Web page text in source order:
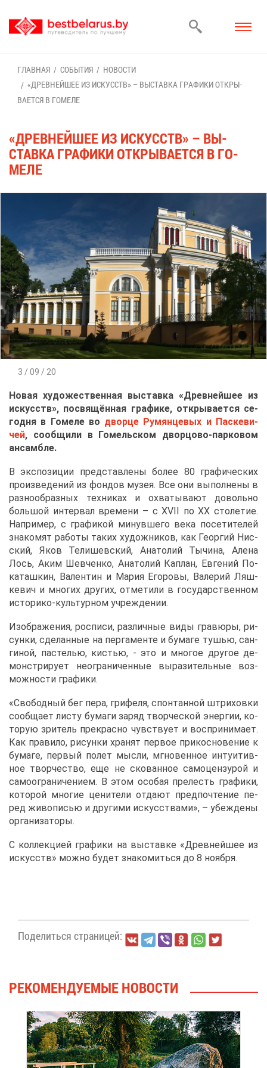
ГЛАВ­НАЯ СО­БЫ­ТИЯ
НО­ВО­СТИ
«ДРЕВ­НЕЙ­ШЕЕ ИЗ ИС­КУССТВ» – ВЫ­СТАВ­КА ГРА­ФИ­КИ ОТ­КРЫ­
ВА­ЕТ­СЯ В ГО­МЕ­ЛЕ
«ДРЕВ­НЕЙ­ШЕЕ ИЗ ИС­КУССТВ» – ВЫ­
СТАВ­КА ГРА­ФИ­КИ ОТ­КРЫ­ВА­ЕТ­СЯ В ГО­
МЕ­ЛЕ
3 / 09 / 20
Но­вая ху­до­же­ствен­ная вы­став­ка «Древ­ней­шее из
ис­кусств», по­свя­щён­ная гра­фи­ке, от­кры­ва­ет­ся се­
год­ня в Го­ме­ле во двор­це Ру­мян­це­вых и Пас­ке­ви­
чей, со­об­щи­ли в Го­мель­ском двор­цо­во-пар­ко­вом
ан­сам­бле.
В экс­по­зи­ции пред­став­ле­ны бо­лее 80 гра­фи­че­ских
про­из­ве­де­ний из фон­дов му­зея. Все они вы­пол­не­ны в
раз­но­об­раз­ных тех­ни­ках и охва­ты­ва­ют до­воль­но
боль­шой ин­тер­вал вре­ме­ни – с XVII по XX сто­ле­тие.
На­при­мер, с гра­фи­кой ми­нув­ше­го ве­ка по­се­ти­те­лей
зна­ко­мят ра­бо­ты та­ких ху­дож­ни­ков, как Ге­ор­гий Нис­
ский, Яков Те­ли­шев­ский, Ана­то­лий Ты­чи­на, Але­на
Лось, Аким Шев­чен­ко, Ана­то­лий Ка­п­лан, Ев­ге­ний По­
ка­таш­кин, Ва­лен­тин и Ма­рия Его­ро­вы, Ва­ле­рий Ляш­
ке­вич и мно­гих дру­гих, от­ме­ти­ли в го­су­дар­ствен­ном
ис­то­ри­ко-куль­тур­ном учре­жде­нии.
Изоб­ра­же­ния, рос­пи­си, раз­лич­ные ви­ды гра­вю­ры, ри­
сун­ки, сде­лан­ные на пер­га­мен­те и бу­ма­ге ту­шью, сан­
ги­ной, па­сте­лью, ки­стью, - это и мно­гое дру­гое де­
мон­стри­ру­ет неогра­ни­чен­ные вы­ра­зи­тель­ные воз­
мож­но­сти гра­фи­ки.
«Сво­бод­ный бег пе­ра, гри­фе­ля, спон­тан­ной штри­хов­ки
со­об­ща­ет ли­сту бу­ма­ги за­ряд твор­че­ской энер­гии, ко­
то­рую зри­тель пре­крас­но чув­ству­ет и вос­при­ни­ма­ет.
Как пра­ви­ло, ри­сун­ки хра­нят пер­вое при­кос­но­ве­ние к
бу­ма­ге, пер­вый по­лет мыс­ли, мгно­вен­ное ин­ту­и­тив­
ное твор­че­ство, еще не ско­ван­ное са­мо­цен­зу­рой и
са­мо­огра­ни­че­ни­ем. В этом осо­бая пре­лесть гра­фи­ки,
ко­то­рой мно­гие це­ни­те­ли от­да­ют пред­по­чте­ние пе­
ред жи­во­пи­сью и дру­ги­ми ис­кус­ства­ми», – убеж­де­ны
ор­га­ни­за­то­ры.
С кол­лек­ци­ей гра­фи­ки на вы­став­ке «Древ­ней­шее из
ис­кусств» мож­но бу­дет зна­ко­мить­ся до 8 но­яб­ря.
По­де­лить­ся стра­ни­цей:
РЕ­КО­МЕН­ДУ­Е­МЫЕ НО­ВО­СТИ